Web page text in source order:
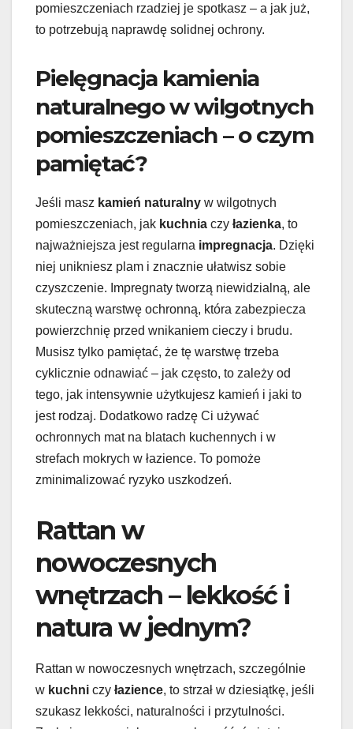
pomieszczeniach rzadziej je spotkasz – a jak już,
to potrzebują naprawdę solidnej ochrony.
Pielęgnacja kamienia
naturalnego w wilgotnych
pomieszczeniach – o czym
pamiętać?
Jeśli masz kamień naturalny w wilgotnych
pomieszczeniach, jak kuchnia czy łazienka, to
najważniejsza jest regularna impregnacja. Dzięki
niej unikniesz plam i znacznie ułatwisz sobie
czyszczenie. Impregnaty tworzą niewidzialną, ale
skuteczną warstwę ochronną, która zabezpiecza
powierzchnię przed wnikaniem cieczy i brudu.
Musisz tylko pamiętać, że tę warstwę trzeba
cyklicznie odnawiać – jak często, to zależy od
tego, jak intensywnie użytkujesz kamień i jaki to
jest rodzaj. Dodatkowo radzę Ci używać
ochronnych mat na blatach kuchennych i w
strefach mokrych w łazience. To pomoże
zminimalizować ryzyko uszkodzeń.
Rattan w
nowoczesnych
wnętrzach – lekkość i
natura w jednym?
Rattan w nowoczesnych wnętrzach, szczególnie
w kuchni czy łazience, to strzał w dziesiątkę, jeśli
szukasz lekkości, naturalności i przytulności.